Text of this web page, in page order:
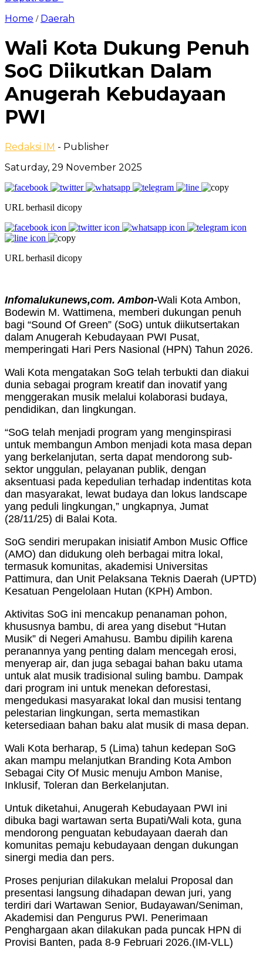
Home / Daerah
Wali Kota Dukung Penuh
SoG Diikutkan Dalam
Anugerah Kebudayaan
PWI
Redaksi IM - Publisher
Saturday, 29 November 2025
URL berhasil dicopy
URL berhasil dicopy
Infomalukunews,com. Ambon-Wali Kota Ambon,
Bodewin M. Wattimena, memberi dukungan penuh
bagi “Sound Of Green” (SoG) untuk diikutsertakan
dalam Anugerah Kebudayaan PWI Pusat,
memperingati Hari Pers Nasional (HPN) Tahun 2026.
Wali Kota mengatakan SoG telah terbukti dan diakui
dunia sebagai program kreatif dan inovatif yang
menggerakan musik melalui kolaborasi budaya,
pendidikan, dan lingkungan.
“SoG telah menjadi program yang menginspirasi
untuk membangun Ambon menjadi kota masa depan
yang berkelanjutan, serta dapat mendorong sub-
sektor unggulan, pelayanan publik, dengan
aksentuasi pada kepedulian terhadap indentitas kota
dan masyarakat, lewat budaya dan lokus landscape
yang peduli lingkungan,” ungkapnya, Jumat
(28/11/25) di Balai Kota.
SoG sendiri merupakan inisiatif Ambon Music Office
(AMO) dan didukung oleh berbagai mitra lokal,
termasuk komunitas, akademisi Universitas
Pattimura, dan Unit Pelaksana Teknis Daerah (UPTD)
Kesatuan Pengelolaan Hutan (KPH) Ambon.
Aktivitas SoG ini mencakup penanaman pohon,
khususnya bambu, di area yang disebut “Hutan
Musik” di Negeri Amahusu. Bambu dipilih karena
peranannya yang penting dalam mencegah erosi,
menyerap air, dan juga sebagai bahan baku utama
untuk alat musik tradisional suling bambu. Dampak
dari program ini untuk menekan deforestasi,
mengedukasi masyarakat lokal dan musisi tentang
pelestarian lingkungan, serta memastikan
ketersediaan bahan baku alat musik di masa depan.
Wali Kota berharap, 5 (Lima) tahun kedepan SoG
akan mampu melanjutkan Branding Kota Ambon
Sebagai City Of Music menuju Ambon Manise,
Inklusif, Toleran dan Berkelanjutan.
Untuk diketahui, Anugerah Kebudayaan PWI ini
dibuka bagi wartawan serta Bupati/Wali kota, guna
mendorong penguatan kebudayaan daerah dan
komunitas pemaju kebudayaan dengan dukungan
sinergi media dan pers.
Proses penjurian dilakukan melalui Proposal dan
presentasi langsung dihadapan dewan juri, yang
terdiri dari Wartawan Senior, Budayawan/Seniman,
Akademisi dan Pengurus PWI. Penerimaan
Penghargaan akan dilakukan pada puncak HPN di
Provisi Banten, pada 8-9 Februari 2026.(IM-VLL)